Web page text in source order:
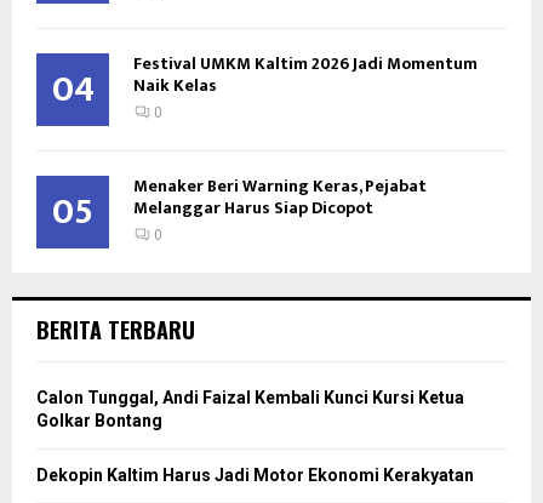
04 Festival UMKM Kaltim 2026 Jadi Momentum
Naik Kelas
0
05 Menaker Beri Warning Keras, Pejabat
Melanggar Harus Siap Dicopot
0
BERITA TERBARU
Calon Tunggal, Andi Faizal Kembali Kunci Kursi Ketua
Golkar Bontang
Dekopin Kaltim Harus Jadi Motor Ekonomi Kerakyatan